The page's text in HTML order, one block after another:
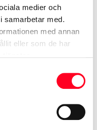
medier och
samarbetar med.
med annan
eller som de har
bil?
se om den fälg
årens lopp och
bilen hade ut från